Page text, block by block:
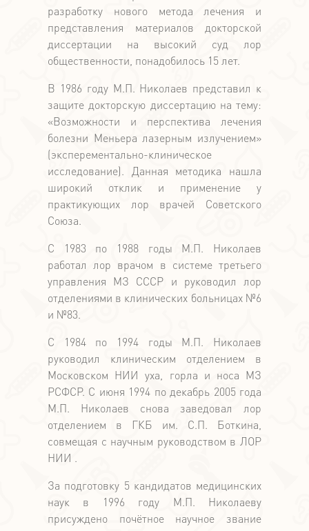
разработку нового метода лечения и
представления материалов докторской
диссертации на высокий суд лор
общественности, понадобилось 15 лет.
В 1986 году М.П. Николаев представил к
защите докторскую диссертацию на тему:
«Возможности и перспектива лечения
болезни Меньера лазерным излучением»
(эксперементально-клиническое
исследование). Данная методика нашла
широкий отклик и применение у
практикующих лор врачей Советского
Союза.
С 1983 по 1988 годы М.П. Николаев
работал лор врачом в системе третьего
управления МЗ СССР и руководил лор
отделениями в клинических больницах №6
и №83.
С 1984 по 1994 годы М.П. Николаев
руководил клиническим отделением в
Московском НИИ уха, горла и носа МЗ
РСФСР. С июня 1994 по декабрь 2005 года
М.П. Николаев снова заведовал лор
отделением в ГКБ им. С.П. Боткина,
совмещая с научным руководством в ЛОР
НИИ .
За подготовку 5 кандидатов медицинских
наук в 1996 году М.П. Николаеву
присуждено почётное научное звание